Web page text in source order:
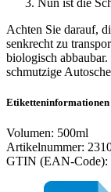
Achten Sie darauf,
senkrecht zu
biologisch
schmutzige
Etiketteninformationen
Volumen: 500ml
Artikelnummer:
GTIN (EAN-Code):